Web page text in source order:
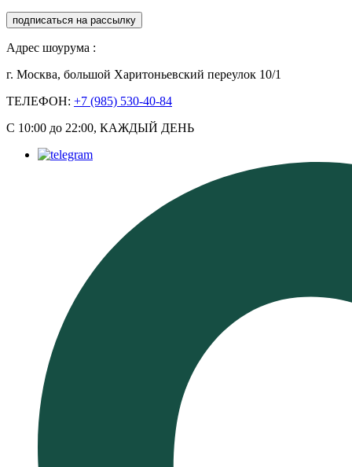
подписаться на рассылку
Адрес шоурума :
г. Москва, большой Харитоньевский переулок 10/1
ТЕЛЕФОН: +7 (985) 530-40-84
С 10:00 до 22:00, КАЖДЫЙ ДЕНЬ